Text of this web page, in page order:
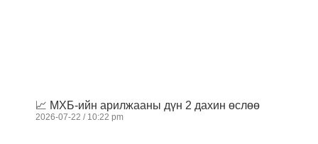
📈 МХБ-ийн арилжааны дүн 2 дахин өслөө
2026-07-22 10:22 pm